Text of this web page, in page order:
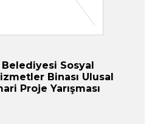
Sosyal
Binası Ulusal
Proje Yarışması